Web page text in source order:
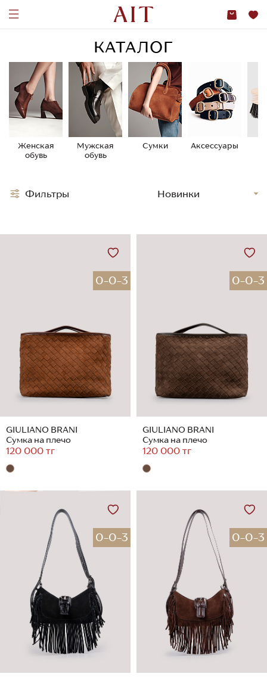
КАТАЛОГ
Женская
обувь
Мужская
обувь
Сумки Аксессуары
0-0-3
GIULIANO BRANI
Сумка на плечо
120 000 тг
0-0-3
GIULIANO BRANI
Сумка на плечо
120 000 тг
0-0-3 0-0-3
Фильтры